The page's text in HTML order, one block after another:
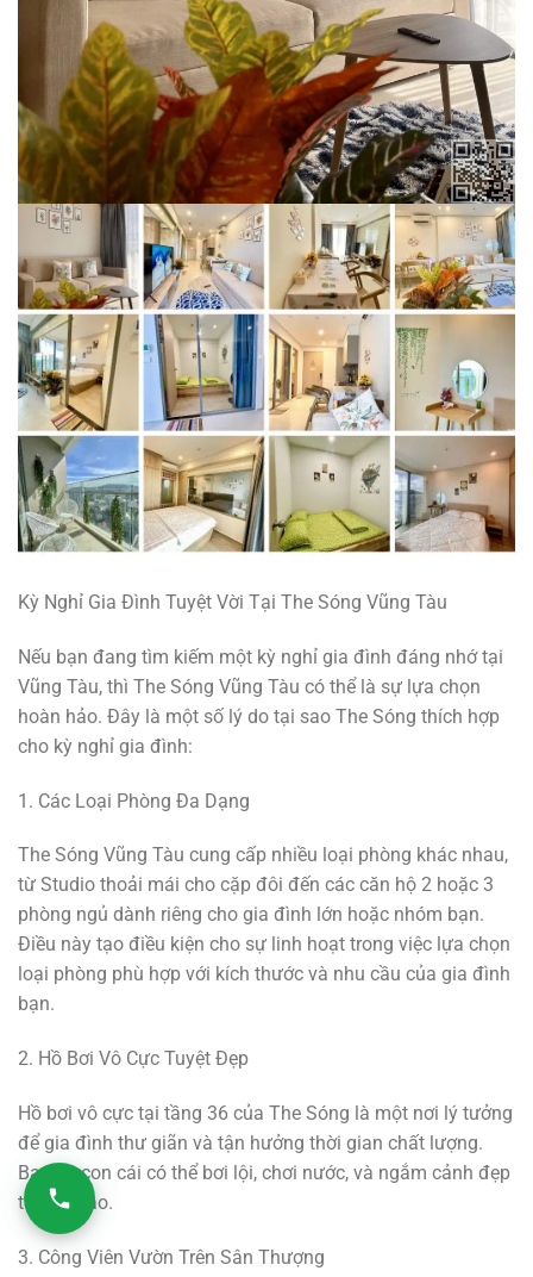
Kỳ Nghỉ Gia Đình Tuyệt Vời Tại The Sóng Vũng Tàu
Nếu bạn đang tìm kiếm một kỳ nghỉ gia đình đáng nhớ tại
Vũng Tàu, thì The Sóng Vũng Tàu có thể là sự lựa chọn
hoàn hảo. Đây là một số lý do tại sao The Sóng thích hợp
cho kỳ nghỉ gia đình:
1. Các Loại Phòng Đa Dạng
The Sóng Vũng Tàu cung cấp nhiều loại phòng khác nhau,
từ Studio thoải mái cho cặp đôi đến các căn hộ 2 hoặc 3
phòng ngủ dành riêng cho gia đình lớn hoặc nhóm bạn.
Điều này tạo điều kiện cho sự linh hoạt trong việc lựa chọn
loại phòng phù hợp với kích thước và nhu cầu của gia đình
bạn.
2. Hồ Bơi Vô Cực Tuyệt Đẹp
Hồ bơi vô cực tại tầng 36 của The Sóng là một nơi lý tưởng
để gia đình thư giãn và tận hưởng thời gian chất lượng.
Bạn và con cái có thể bơi lội, chơi nước, và ngắm cảnh đẹp
từ trên cao.
3. Công Viên Vườn Trên Sân Thượng